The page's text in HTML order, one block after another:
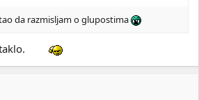
da razmisljam o glupostima